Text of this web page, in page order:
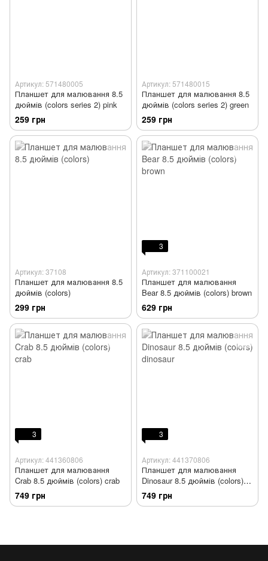
Артикул: 571480005
Планшет для малювання 8.5
дюймів (colors series 2) pink
259 грн
Артикул: 571480015
Планшет для малювання 8.5
дюймів (colors series 2) green
259 грн
Артикул: 37108
Планшет для малювання 8.5
дюймів (colors)
299 грн
3
Артикул: 371100021
Планшет для малювання
Bear 8.5 дюймів (colors) brown
629 грн
3
Артикул: 441360806
Планшет для малювання
Crab 8.5 дюймів (colors) crab
749 грн
3
Артикул: 441370806
Планшет для малювання
Dinosaur 8.5 дюймів (colors)
dinosaur
749 грн